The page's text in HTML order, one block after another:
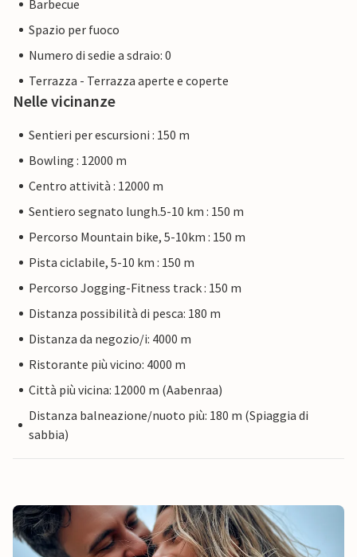
Barbecue
Spazio per fuoco
Numero di sedie a sdraio: 0
Terrazza - Terrazza aperte e coperte
Nelle vicinanze
Sentieri per escursioni : 150 m
Bowling : 12000 m
Centro attività : 12000 m
Sentiero segnato lungh.5-10 km : 150 m
Percorso Mountain bike, 5-10km : 150 m
Pista ciclabile, 5-10 km : 150 m
Percorso Jogging-Fitness track : 150 m
Distanza possibilità di pesca: 180 m
Distanza da negozio/i: 4000 m
Ristorante più vicino: 4000 m
Città più vicina: 12000 m (Aabenraa)
Distanza balneazione/nuoto più: 180 m (Spiaggia di
sabbia)